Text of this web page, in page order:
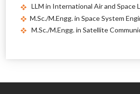
LLM in International Air and Space
M.Sc./M.Engg. in Space System
M.Sc./M.Engg. in Satellite